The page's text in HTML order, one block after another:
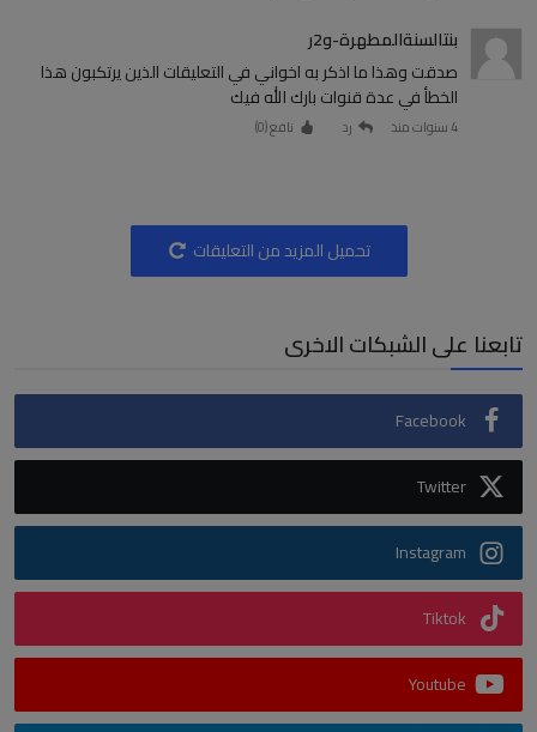
بنتالسنةالمطهرة-و2ر
صدقت وهذا ما اذكر به اخواني في التعليقات الذين يرتكبون هذا
الخطأ في عدة قنوات بارك الله فيك
4 سنوات منذ رد نافع (0
)
تحميل المزيد من التعليقات
تابعنا على الشبكات الاخرى
Facebook
Twitter
Instagram
Tiktok
Youtube